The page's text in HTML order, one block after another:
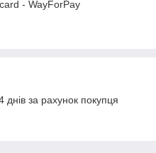
- WayForPay
за рахунок покупця